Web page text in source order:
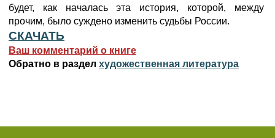
будет, как началась эта история, которой, между
прочим, было суждено изменить судьбы России.
СКАЧАТЬ
Ваш комментарий о книге
Обратно в раздел художественная литература